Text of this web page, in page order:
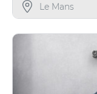
Le Mans